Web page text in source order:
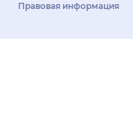
Правовая информация